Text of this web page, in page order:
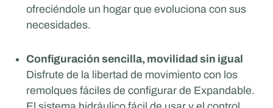
ofreciéndole un hogar que evoluciona con sus
necesidades.
Configuración sencilla, movilidad sin igual
Disfrute de la libertad de movimiento con los
remolques fáciles de configurar de Expandable.